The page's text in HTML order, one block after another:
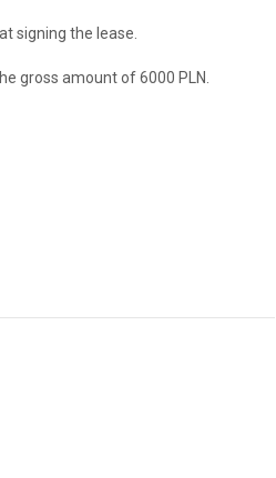
signing the lease.
gross amount of 6000 PLN.